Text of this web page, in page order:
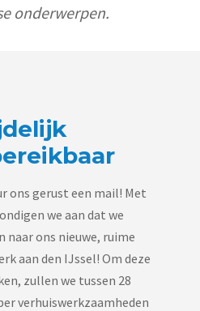
onderwerpen.
ons gerust een mail! Met
we aan dat we
ons nieuwe, ruime
aan den IJssel! Om deze
zullen we tussen 28
verhuiswerkzaamheden